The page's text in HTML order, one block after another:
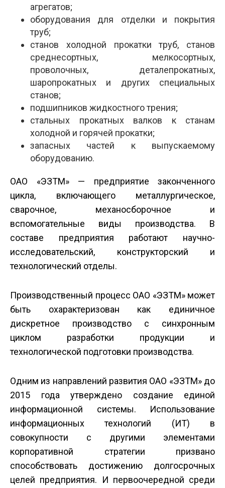
агрегатов;
оборудования для отделки и покрытия
труб;
станов холодной прокатки труб, станов
среднесортных, мелкосортных,
проволочных, деталепрокатных,
шаропрокатных и других специальных
станов;
подшипников жидкостного трения;
стальных прокатных валков к станам
холодной и горячей прокатки;
запасных частей к выпускаемому
оборудованию.
ОАО «ЭЗТМ» — предприятие законченного
цикла, включающего металлургическое,
сварочное, механосборочное и
вспомогательные виды производства. В
составе предприятия работают научно-
исследовательский, конструкторский и
технологический отделы.
Производственный процесс ОАО «ЭЗТМ» может
быть охарактеризован как единичное
дискретное производство с синхронным
циклом разработки продукции и
технологической подготовки производства.
Одним из направлений развития ОАО «ЭЗТМ» до
2015 года утверждено создание единой
информационной системы. Использование
информационных технологий (ИТ) в
совокупности с другими элементами
корпоративной стратегии призвано
способствовать достижению долгосрочных
целей предприятия. И первоочередной среди